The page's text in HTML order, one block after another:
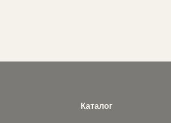
Каталог